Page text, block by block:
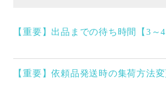
【重要】出品までの待ち時間【3～
【重要】依頼品発送時の集荷方法